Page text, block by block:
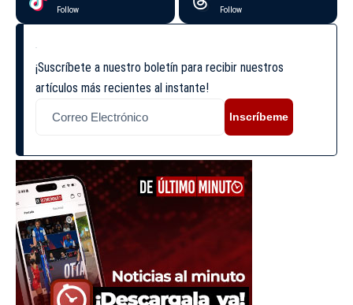
Follow Follow
¡Suscríbete a nuestro boletín para recibir nuestros
artículos más recientes al instante!
Inscríbeme